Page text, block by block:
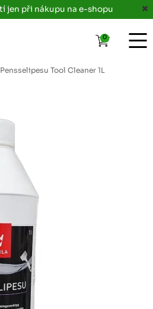
jen při nákupu na e-shopu
Pensselipesu Tool Cleaner 1L
0